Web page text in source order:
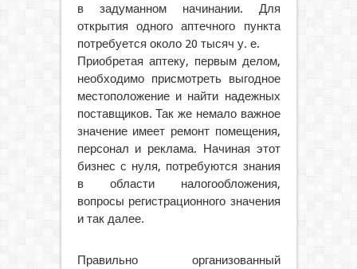
в задуманном начинании. Для
открытия одного аптечного пункта
потребуется около 20 тысяч у. е.
Приобретая аптеку, первым делом,
необходимо присмотреть выгодное
местоположение и найти надежных
поставщиков. Так же немало важное
значение имеет ремонт помещения,
персонал и реклама. Начиная этот
бизнес с нуля, потребуются знания
в области налогообложения,
вопросы регистрационного значения
и так далее.
Правильно организованный